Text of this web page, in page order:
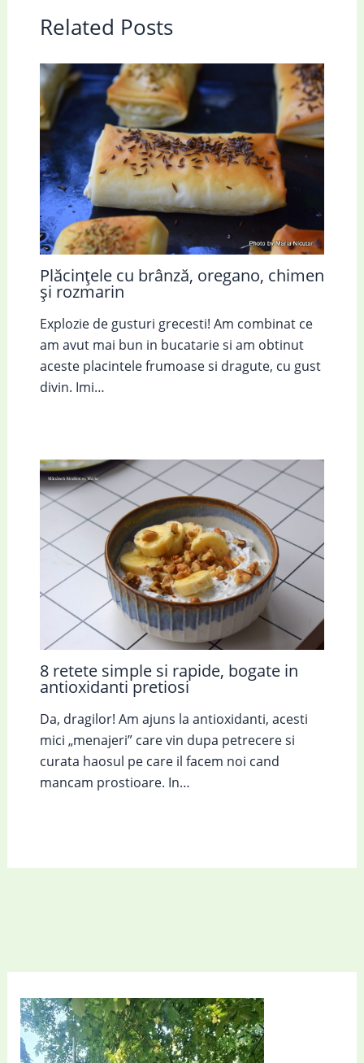
Related Posts
Plăcințele cu brânză, oregano, chimen
și rozmarin
Explozie de gusturi grecesti! Am combinat ce
am avut mai bun in bucatarie si am obtinut
aceste placintele frumoase si dragute, cu gust
divin. Imi…
8 retete simple si rapide, bogate in
antioxidanti pretiosi
Da, dragilor! Am ajuns la antioxidanti, acesti
mici „menajeri” care vin dupa petrecere si
curata haosul pe care il facem noi cand
mancam prostioare. In…